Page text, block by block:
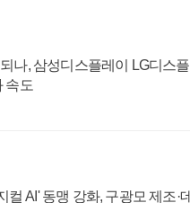
나, 삼성디스플레이 LG디스플
속도
AI' 동맹 강화, 구광모 제조·데